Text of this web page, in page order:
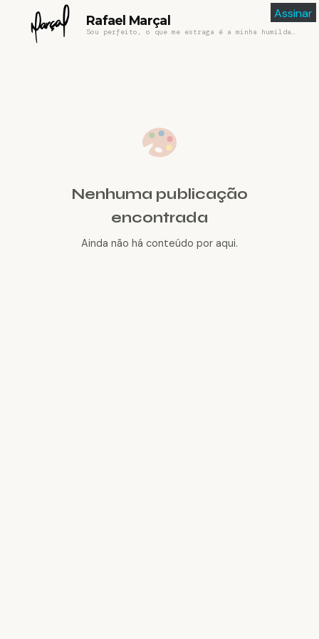
Rafael Marçal
Nenhuma publicação
encontrada
Ainda não há conteúdo por aqui.
Assinar